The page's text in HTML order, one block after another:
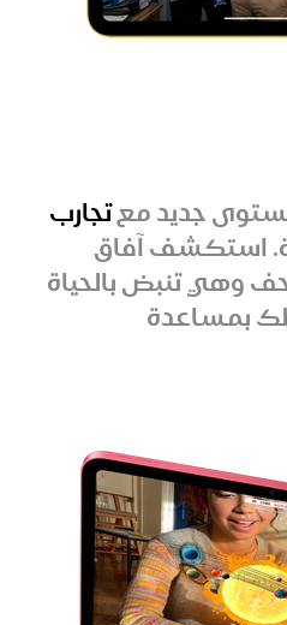
مستوى جديد معتجارب
استكشف آفاق
وهي تنبض بالحياة
بمساعدة